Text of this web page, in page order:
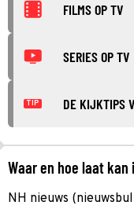
FILMS OP TV
SERIES OP TV
TIP DE KIJKTIPS
Waar en hoe laat
NH nieuws